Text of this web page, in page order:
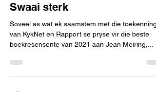
Swaai sterk
Soveel as wat ek saamstem met die toekenning
van KykNet en Rapport se pryse vir die beste
boekresensente van 2021 aan Jean Meiring,...